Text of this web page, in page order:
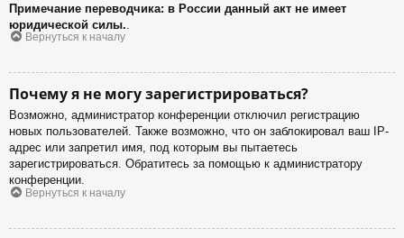
Примечание переводчика: в России данный акт не имеет
юридической силы.
Вернуться к началу
Почему я не могу зарегистрироваться?
Возможно, администратор конференции отключил регистрацию
новых пользователей. Также возможно, что он заблокировал ваш IP-
адрес или запретил имя, под которым вы пытаетесь
зарегистрироваться. Обратитесь за помощью к администратору
конференции.
Вернуться к началу